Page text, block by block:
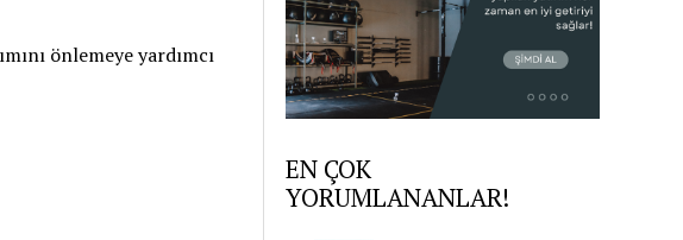
önlemeye yardımcı
EN ÇOK
YORUMLANANLAR!